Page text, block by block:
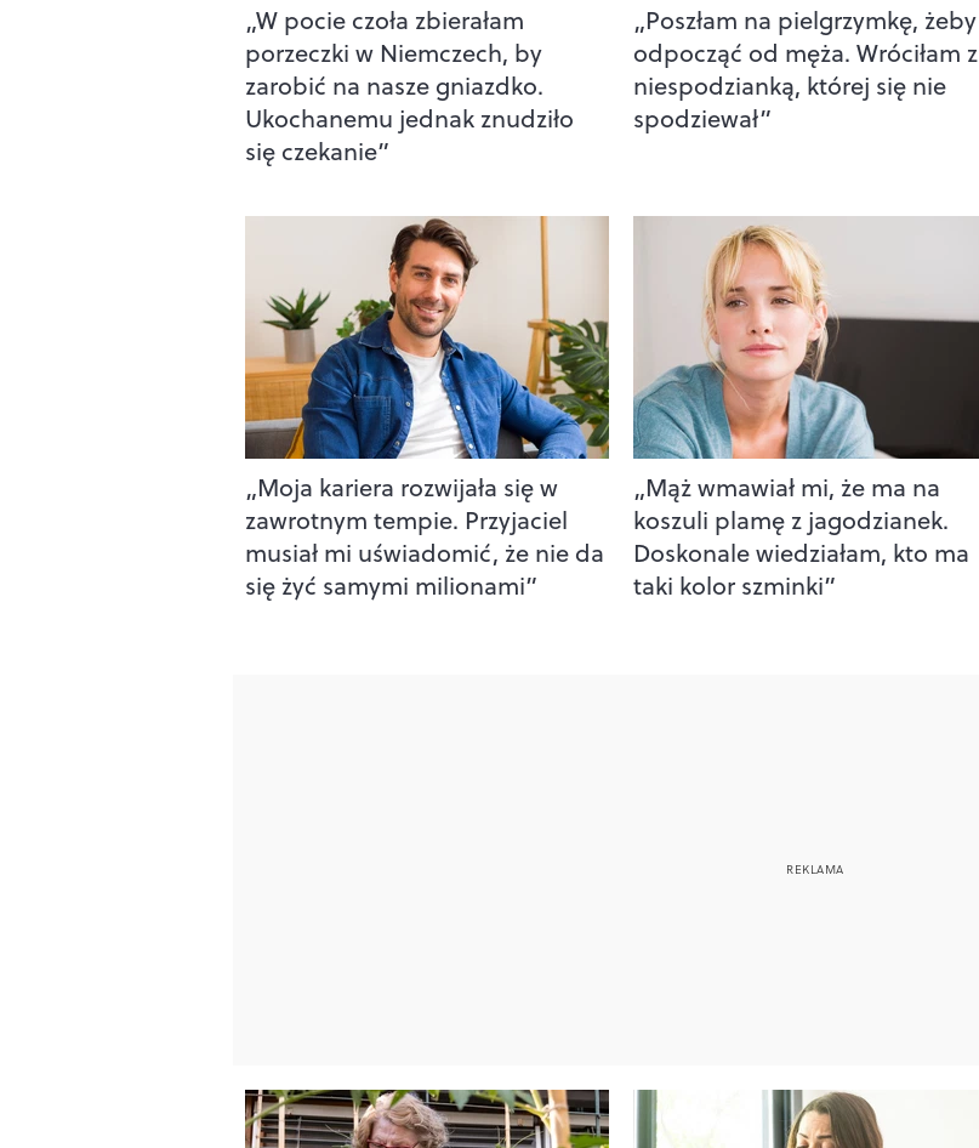
„W pocie czoła zbierałam
porzeczki w Niemczech, by
zarobić na nasze gniazdko.
Ukochanemu jednak znudziło
się czekanie”
„Poszłam na pielgrzymkę, żeby
odpocząć od męża. Wróciłam z
niespodzianką, której się nie
spodziewał”
„Moja kariera rozwijała się w
zawrotnym tempie. Przyjaciel
musiał mi uświadomić, że nie da
się żyć samymi milionami”
„Mąż wmawiał mi, że ma na
koszuli plamę z jagodzianek.
Doskonale wiedziałam, kto ma
taki kolor szminki”